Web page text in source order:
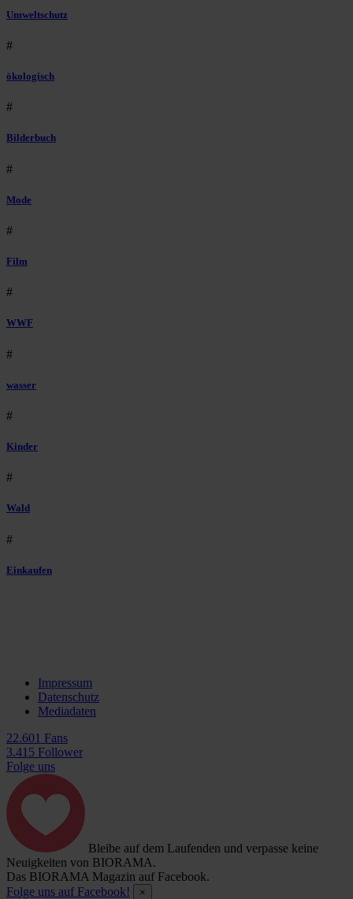
Umweltschutz
#
ökologisch
#
Bilderbuch
#
Mode
#
Film
#
WWF
#
wasser
#
Kinder
#
Wald
#
Einkaufen
Impressum
Datenschutz
Mediadaten
22.601 Fans
3.415 Follower
Folge uns
Bleibe auf dem Laufenden und verpasse keine
Neuigkeiten von BIORAMA.
Das BIORAMA Magazin auf Facebook.
Folge uns auf Facebook!
×